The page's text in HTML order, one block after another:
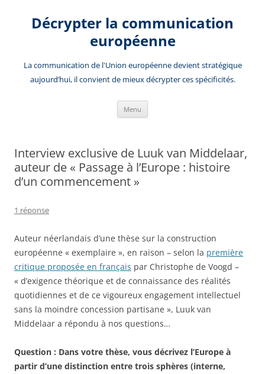
contenuDécrypter la communication
européenne
La communication de l'Union européenne devient stratégique
aujourd’hui, il convient de mieux décrypter ces spécificités.
Menu
Interview exclusive de Luuk van Middelaar,
auteur de « Passage à l’Europe : histoire
d’un commencement »
1 réponse
Auteur néerlandais d’une thèse sur la construction
européenne « exemplaire », en raison – selon la première
critique proposée en français par Christophe de Voogd –
« d’exigence théorique et de connaissance des réalités
quotidiennes et de ce vigoureux engagement intellectuel
sans la moindre concession partisane », Luuk van
Middelaar a répondu à nos questions…
Question : Dans votre thèse, vous décrivez l’Europe à
partir d’une distinction entre trois sphères (interne,